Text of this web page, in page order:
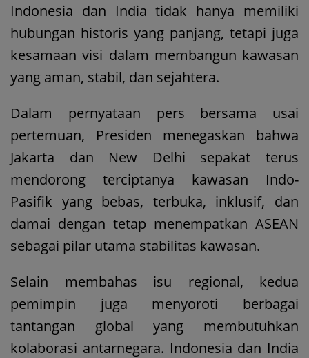
Indonesia dan India tidak hanya memiliki
hubungan historis yang panjang, tetapi juga
kesamaan visi dalam membangun kawasan
yang aman, stabil, dan sejahtera.
Dalam pernyataan pers bersama usai
pertemuan, Presiden menegaskan bahwa
Jakarta dan New Delhi sepakat terus
mendorong terciptanya kawasan Indo-
Pasifik yang bebas, terbuka, inklusif, dan
damai dengan tetap menempatkan ASEAN
sebagai pilar utama stabilitas kawasan.
Selain membahas isu regional, kedua
pemimpin juga menyoroti berbagai
tantangan global yang membutuhkan
kolaborasi antarnegara. Indonesia dan India